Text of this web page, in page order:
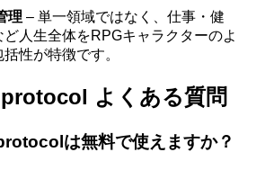
理 – 単一領域ではなく、仕事・健
人生全体をRPGキャラクターのよ
性が特徴です。
よくある質問
は無料で使えますか？